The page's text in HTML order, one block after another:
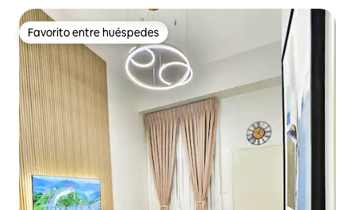
Favorito entre huéspedes
Favorito entre huéspedes